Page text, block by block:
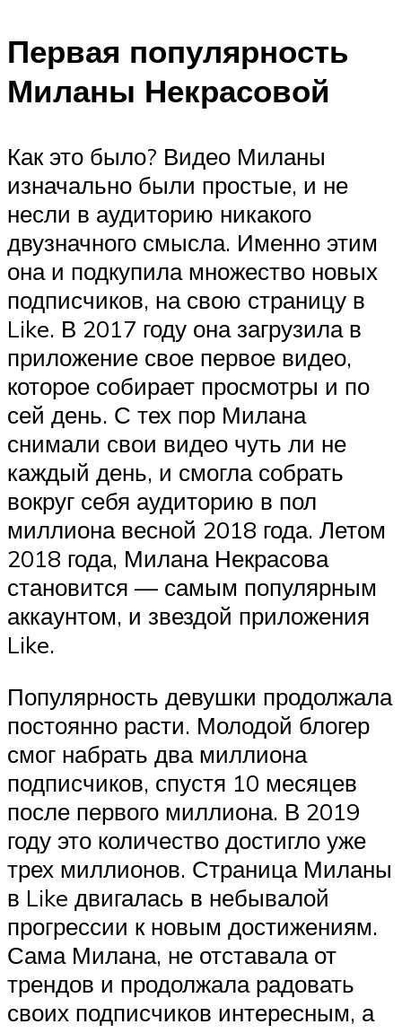
Первая популярность
Миланы Некрасовой
Как это было? Видео Миланы
изначально были простые, и не
несли в аудиторию никакого
двузначного смысла. Именно этим
она и подкупила множество новых
подписчиков, на свою страницу в
Like. В 2017 году она загрузила в
приложение свое первое видео,
которое собирает просмотры и по
сей день. С тех пор Милана
снимали свои видео чуть ли не
каждый день, и смогла собрать
вокруг себя аудиторию в пол
миллиона весной 2018 года. Летом
2018 года, Милана Некрасова
становится — самым популярным
аккаунтом, и звездой приложения
Like.
Популярность девушки продолжала
постоянно расти. Молодой блогер
смог набрать два миллиона
подписчиков, спустя 10 месяцев
после первого миллиона. В 2019
году это количество достигло уже
трех миллионов. Страница Миланы
в Like двигалась в небывалой
прогрессии к новым достижениям.
Сама Милана, не отставала от
трендов и продолжала радовать
своих подписчиков интересным, а